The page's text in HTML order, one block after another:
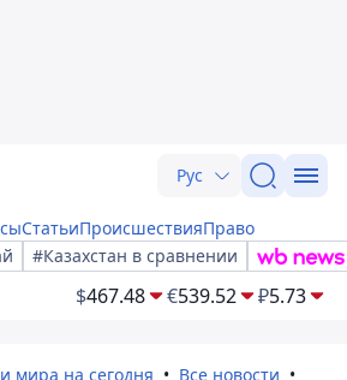
Рус
СтатьиПроисшествияПраво
#Казахстан в сравнении
$467.48 €539.52 ₽5.73
мира на сегодня
Все новости